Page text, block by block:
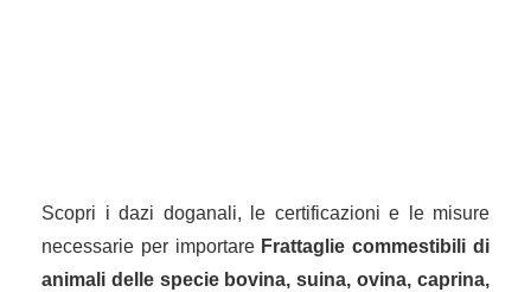
Scopri i dazi doganali, le certificazioni e le misure
necessarie per importare Frattaglie commestibili di
animali delle specie bovina, suina, ovina, caprina,